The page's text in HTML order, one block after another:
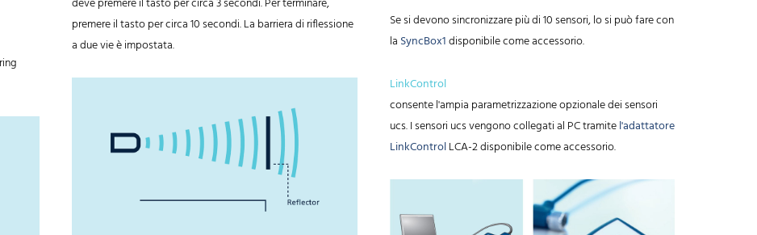
premere il tasto per circa 10 secondi. La barriera di riflessione
a due vie è impostata.
Se si devono sincronizzare più di 10 sensori, lo si può fare con
la SyncBox1disponibile come accessorio.
LinkControl
consente l'ampia parametrizzazione opzionale dei sensori
ucs. I sensori ucs vengono collegati al PC tramitel'adattatore
LinkControlLCA-2 disponibile come accessorio.